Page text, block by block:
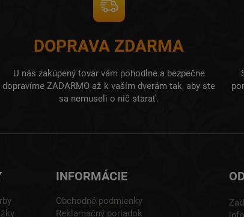
DOPRAVA ZDARMA
U nás zakúpený tovar vám pohodlne a bezpečne
dopravíme ZADARMO až k vaším dverám tak, aby ste
sa nemuseli o nič starať.
INFORMÁCIE
Obchodné podmienky
Reklamačný poriadok